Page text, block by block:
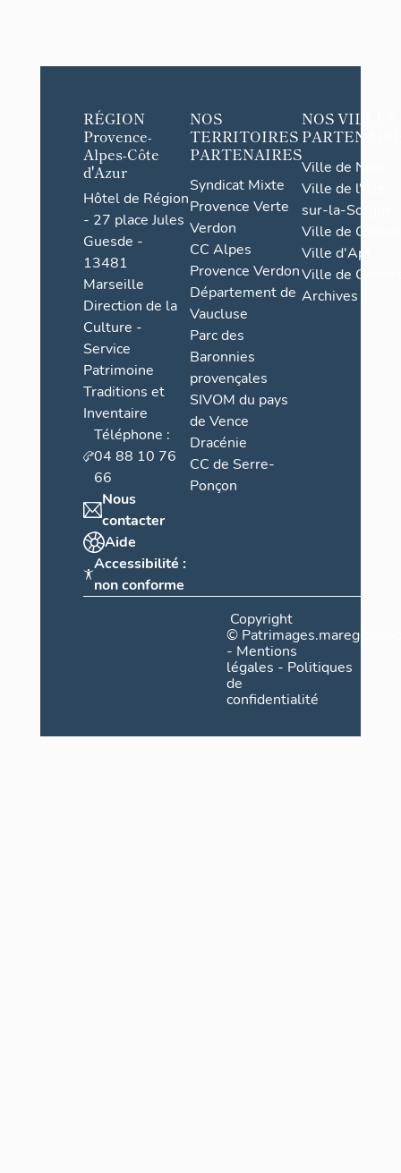
RÉGION
Provence-
Alpes-Côte
d'Azur
Hôtel de Région
- 27 place Jules
Guesde -
13481
Marseille
Direction de la
Culture -
Service
Patrimoine
Traditions et
Inventaire
Téléphone :
04 88 10 76
66
Nous
contacter
Aide
Accessibilité :
non conforme
NOS
TERRITOIRES
PARTENAIRES
Syndicat Mixte
Provence Verte
Verdon
CC Alpes
Provence Verdon
Département de
Vaucluse
Parc des
Baronnies
provençales
SIVOM du pays
de Vence
Dracénie
CC de Serre-
Ponçon
NOS VILLES
Ville de Nice
Ville de l'Isle-
sur-la-Sorgue
Ville de Grasse
Ville d'Apt
Ville de
Archives
Copyright
©
- Mentions
légales - Politiques
de
confidentialité